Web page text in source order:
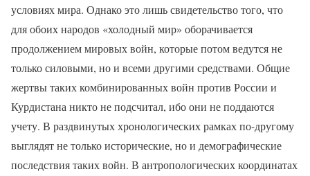
условиях мира. Однако это лишь свидетельство того, что
для обоих народов «холодный мир» оборачивается
продолжением мировых войн, которые потом ведутся не
только силовыми, но и всеми другими средствами. Общие
жертвы таких комбинированных войн против России и
Курдистана никто не подсчитал, ибо они не поддаются
учету. В раздвинутых хронологических рамках по-другому
выглядят не только исторические, но и демографические
последствия таких войн. В антропологических координатах